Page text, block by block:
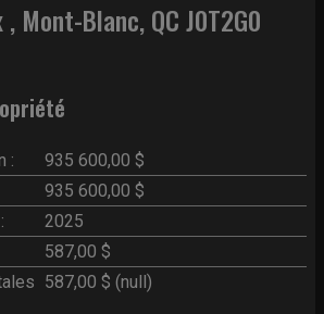
Mont-Blanc, QC J0T2G0
:
935 600,00 $
935 600,00 $
2025
587,00 $
587,00 $ (null)